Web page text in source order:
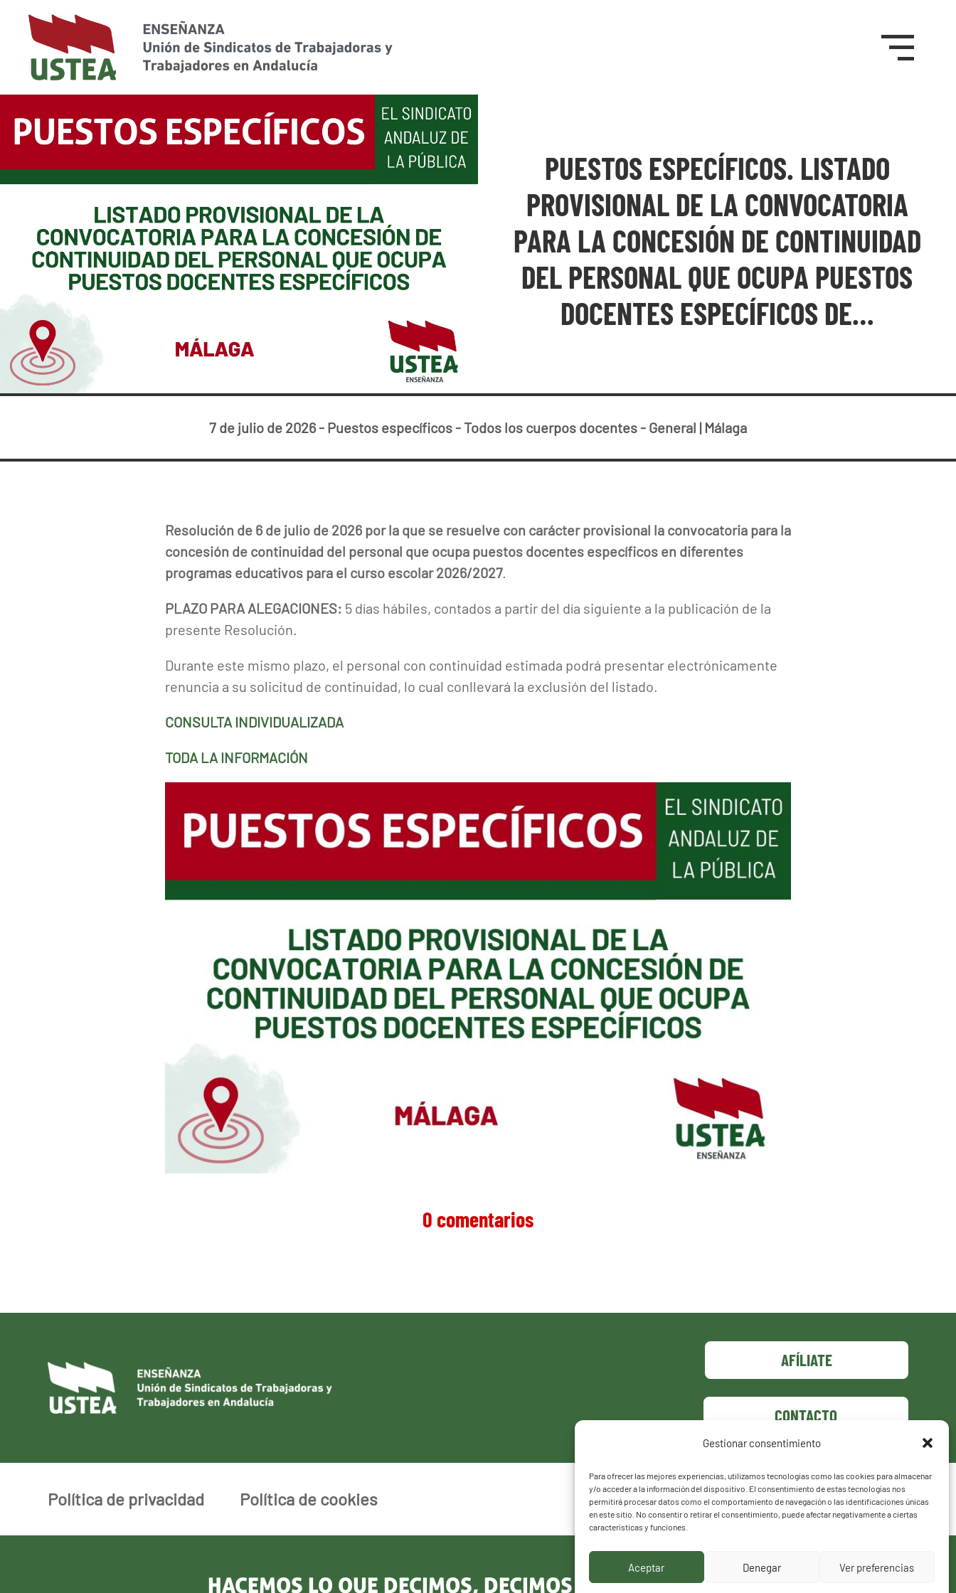
Gestionar consentimiento
Para ofrecer las mejores experiencias, utilizamos tecnologías como las cookies para almacenar
y/o acceder a la información del dispositivo. El consentimiento de estas tecnologías nos
permitirá procesar datos como el comportamiento de navegación o las identificaciones únicas
en este sitio. No consentir o retirar el consentimiento, puede afectar negativamente a ciertas
características y funciones.
Aceptar Denegar Ver preferencias
PUESTOS ESPECÍFICOS. LISTADO
PROVISIONAL DE LA CONVOCATORIA
PARA LA CONCESIÓN DE CONTINUIDAD
DEL PERSONAL QUE OCUPA PUESTOS
DOCENTES ESPECÍFICOS DE…
7 de julio de 2026- Puestos específicos- Todos los cuerpos docentes- General | Málaga
Resolución de 6 de julio de 2026 por la que se resuelve con carácter provisional la convocatoria para la
concesión de continuidad del personal que ocupa puestos docentes específicos en diferentes
programas educativos para el curso escolar 2026/2027.
PLAZO PARA ALEGACIONES: 5 días hábiles, contados a partir del día siguiente a la publicación de la
presente Resolución.
Durante este mismo plazo, el personal con continuidad estimada podrá presentar electrónicamente
renuncia a su solicitud de continuidad, lo cual conllevará la exclusión del listado.
CONSULTA INDIVIDUALIZADA
TODA LA INFORMACIÓN
0 comentarios
AFÍLIATE
CONTACTO
Política de privacidad Política de cookies
HACEMOS LO QUE DECIMOS, DECIMOS LO QUE HACEMOS